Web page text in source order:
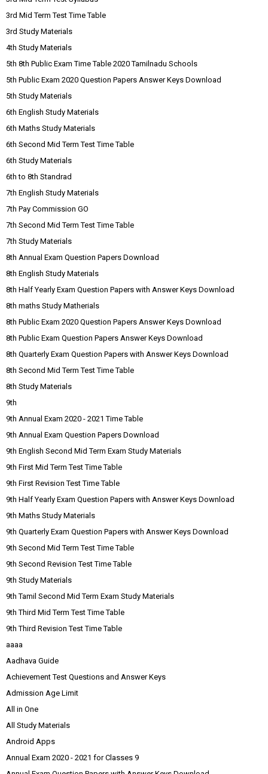
3rd Mid Term Test Time Table
3rd Study Materials
4th Study Materials
5th 8th Public Exam Time Table 2020 Tamilnadu Schools
5th Public Exam 2020 Question Papers Answer Keys Download
5th Study Materials
6th English Study Materials
6th Maths Study Materials
6th Second Mid Term Test Time Table
6th Study Materials
6th to 8th Standrad
7th English Study Materials
7th Pay Commission GO
7th Second Mid Term Test Time Table
7th Study Materials
8th Annual Exam Question Papers Download
8th English Study Materials
8th Half Yearly Exam Question Papers with Answer Keys Download
8th maths Study Matherials
8th Public Exam 2020 Question Papers Answer Keys Download
8th Public Exam Question Papers Answer Keys Download
8th Quarterly Exam Question Papers with Answer Keys Download
8th Second Mid Term Test Time Table
8th Study Materials
9th
9th Annual Exam 2020 - 2021 Time Table
9th Annual Exam Question Papers Download
9th English Second Mid Term Exam Study Materials
9th First Mid Term Test Time Table
9th First Revision Test Time Table
9th Half Yearly Exam Question Papers with Answer Keys Download
9th Maths Study Materials
9th Quarterly Exam Question Papers with Answer Keys Download
9th Second Mid Term Test Time Table
9th Second Revision Test Time Table
9th Study Materials
9th Tamil Second Mid Term Exam Study Materials
9th Third Mid Term Test Time Table
9th Third Revision Test Time Table
aaaa
Aadhava Guide
Achievement Test Questions and Answer Keys
Admission Age Limit
All in One
All Study Materials
Android Apps
Annual Exam 2020 - 2021 for Classes 9